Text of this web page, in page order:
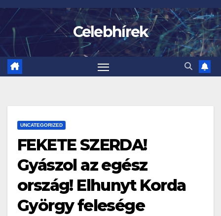
Skip
content
Celebhírek
UNCATEGORIZED
FEKETE SZERDA!
Gyászol az egész
ország! Elhunyt Korda
György felesége